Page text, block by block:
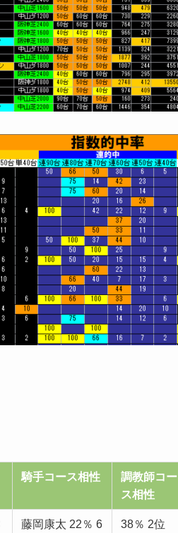
騎手コース相性
調教師コー
ス相性
藤岡康太 22％ 6
38％ 2位